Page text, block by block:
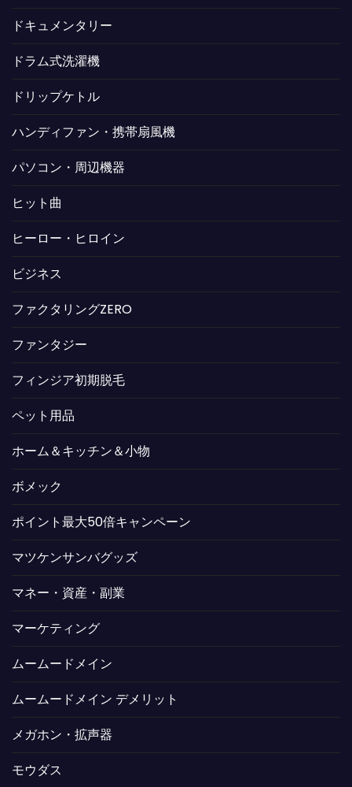
ドキュメンタリー
ドラム式洗濯機
ドリップケトル
ハンディファン・携帯扇風機
パソコン・周辺機器
ヒット曲
ヒーロー・ヒロイン
ビジネス
ファクタリングZERO
ファンタジー
フィンジア初期脱毛
ペット用品
ホーム＆キッチン＆小物
ボメック
ポイント最大50倍キャンペーン
マツケンサンバグッズ
マネー・資産・副業
マーケティング
ムームードメイン
ムームードメイン デメリット
メガホン・拡声器
モウダス